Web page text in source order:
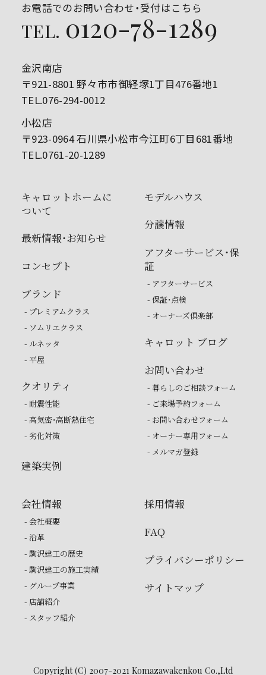
お電話でのお問い合わせ・受付はこちら
TEL. 0120-78-1289
金沢南店
〒921-8801 野々市市御経塚1丁目476番地1
TEL.076-294-0012
小松店
〒923-0964 石川県小松市今江町6丁目681番地
TEL.0761-20-1289
キャロットホームに
ついて
最新情報・お知らせ
コンセプト
ブランド
- プレミアムクラス
- ソムリエクラス
- ルネッタ
- 平屋
クオリティ
- 耐震性能
- 高気密・高断熱住宅
- 劣化対策
建築実例
モデルハウス
分譲情報
アフターサービス・保
証
- アフターサービス
- 保証・点検
- オーナーズ倶楽部
キャロット ブログ
お問い合わせ
- 暮らしのご相談フォーム
- ご来場予約フォーム
- お問い合わせフォーム
- オーナー専用フォーム
- メルマガ登録
会社情報
- 会社概要
- 沿革
- 駒沢建工の歴史
- 駒沢建工の施工実績
- グループ事業
- 店舗紹介
- スタッフ紹介
採用情報
FAQ
プライバシーポリシー
サイトマップ
Copyright (C) 2007-2021 Komazawakenkou Co.,Ltd